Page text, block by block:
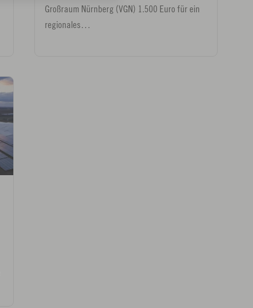
Großraum Nürnberg (VGN) 1.500 Euro für ein
regionales…